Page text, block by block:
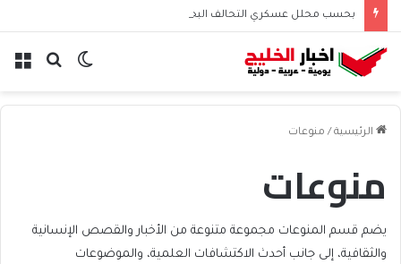
بحث الوضع
الرئيسية / منوعات
منوعات
يضم قسم المنوعات مجموعة متنوعة من الأخبار والقصص الإنسانية
والثقافية، إلى جانب أحدث الاكتشافات العلمية، والموضوعات